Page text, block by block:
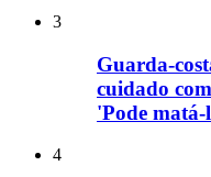
3
Guarda-
cuidado
'Pode matá-
4